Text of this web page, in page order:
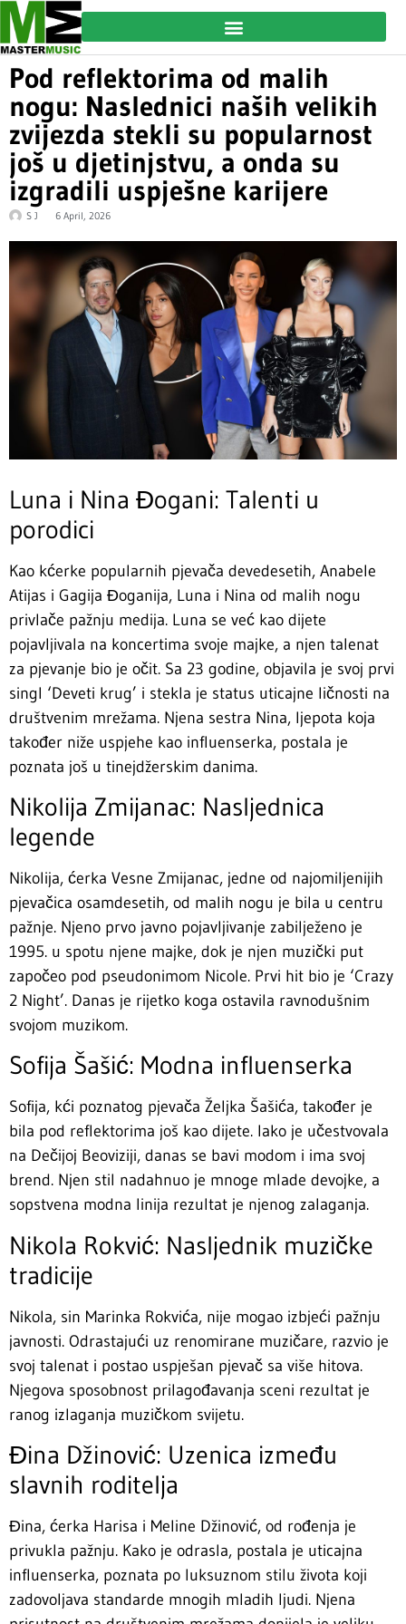
Pod reflektorima od malih
nogu: Naslednici naših velikih
zvijezda stekli su popularnost
još u djetinjstvu, a onda su
izgradili uspješne karijere
S J 6 April, 2026
Luna i Nina Đogani: Talenti u
porodici
Kao kćerke popularnih pjevača devedesetih, Anabele
Atijas i Gagija Đoganija, Luna i Nina od malih nogu
privlače pažnju medija. Luna se već kao dijete
pojavljivala na koncertima svoje majke, a njen talenat
za pjevanje bio je očit. Sa 23 godine, objavila je svoj prvi
singl ‘Deveti krug’ i stekla je status uticajne ličnosti na
društvenim mrežama. Njena sestra Nina, ljepota koja
također niže uspjehe kao influenserka, postala je
poznata još u tinejdžerskim danima.
Nikolija Zmijanac: Nasljednica
legende
Nikolija, ćerka Vesne Zmijanac, jedne od najomiljenijih
pjevačica osamdesetih, od malih nogu je bila u centru
pažnje. Njeno prvo javno pojavljivanje zabilježeno je
1995. u spotu njene majke, dok je njen muzički put
započeo pod pseudonimom Nicole. Prvi hit bio je ‘Crazy
2 Night’. Danas je rijetko koga ostavila ravnodušnim
svojom muzikom.
Sofija Šašić: Modna influenserka
Sofija, kći poznatog pjevača Željka Šašića, također je
bila pod reflektorima još kao dijete. Iako je učestvovala
na Dečijoj Beoviziji, danas se bavi modom i ima svoj
brend. Njen stil nadahnuo je mnoge mlade devojke, a
sopstvena modna linija rezultat je njenog zalaganja.
Nikola Rokvić: Nasljednik muzičke
tradicije
Nikola, sin Marinka Rokvića, nije mogao izbjeći pažnju
javnosti. Odrastajući uz renomirane muzičare, razvio je
svoj talenat i postao uspješan pjevač sa više hitova.
Njegova sposobnost prilagođavanja sceni rezultat je
ranog izlaganja muzičkom svijetu.
Đina Džinović: Uzenica između
slavnih roditelja
Đina, ćerka Harisa i Meline Džinović, od rođenja je
privukla pažnju. Kako je odrasla, postala je uticajna
influenserka, poznata po luksuznom stilu života koji
zadovoljava standarde mnogih mladih ljudi. Njena